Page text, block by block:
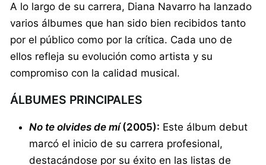
A lo largo de su carrera, Diana Navarro ha lanzado
varios álbumes que han sido bien recibidos tanto
por el público como por la crítica. Cada uno de
ellos refleja su evolución como artista y su
compromiso con la calidad musical.
ÁLBUMES PRINCIPALES
No te olvides de mí(2005): Este álbum debut
marcó el inicio de su carrera profesional,
destacándose por su éxito en las listas de